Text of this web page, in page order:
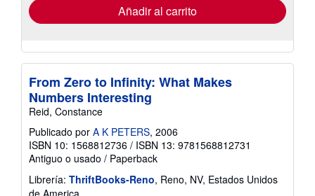
envío
Añadir al carrito
From Zero to Infinity: What Makes
Numbers Interesting
Reid, Constance
Publicado por A K PETERS, 2006
ISBN 10: 1568812736 / ISBN 13: 9781568812731
Antiguo o usado / Paperback
Librería: ThriftBooks-Reno, Reno, NV, Estados Unidos